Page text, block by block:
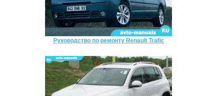
Руководство по ремонту Renault Trafic